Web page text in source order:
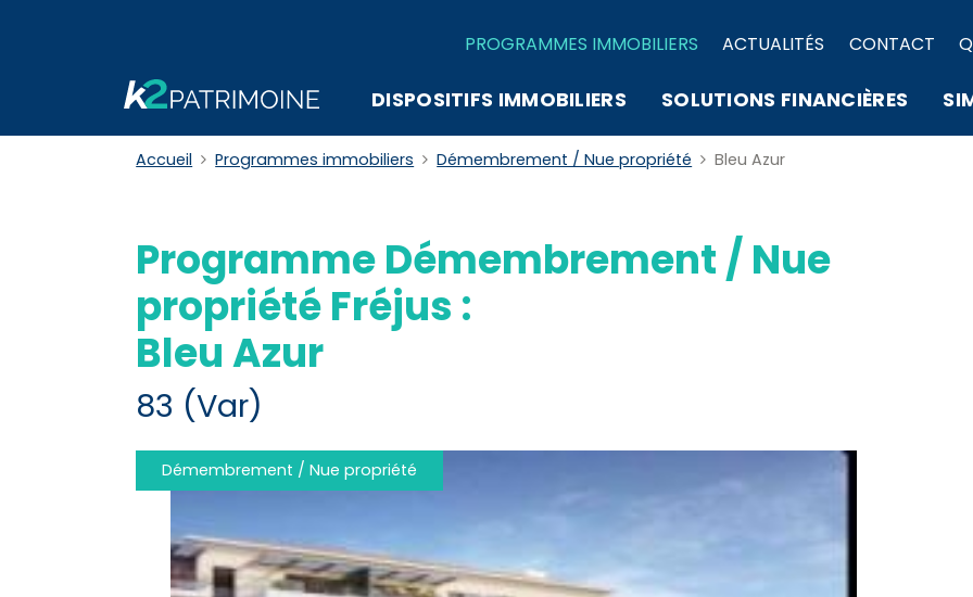
PROGRAMMES IMMOBILIERS ACTUALITÉS CONTACT
DISPOSITIFS IMMOBILIERS SOLUTIONS FINANCIÈRES
Accueil Programmes immobiliers Démembrement / Nue propriété Bleu Azur
Programme Démembrement / Nue
propriété Fréjus :
Bleu Azur
83 (Var)
Démembrement / Nue propriété